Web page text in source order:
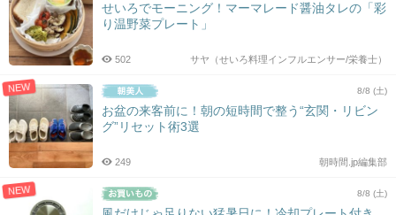
せいろでモーニング！マーマレード醤油タレの「彩
り温野菜プレート」
サヤ（せいろ料理インフルエンサー/栄養士）
502
NEW 8/8 (土)
お盆の来客前に！朝の短時間で整う“玄関・リビン
グ”リセット術3選
朝時間.jp編集部
249
NEW 8/8 (土)